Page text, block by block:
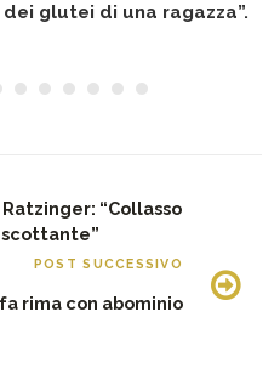
glutei di una ragazza”.
“Collasso
POST SUCCESSIVO
rima con abominio